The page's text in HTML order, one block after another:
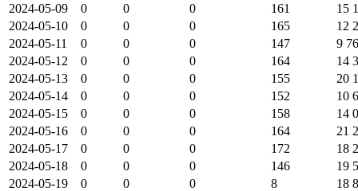
2024-05-09
0 0 0 161
15
2024-05-10
0 0 0 165
12
2024-05-11
0 0 0 147
9
2024-05-12
0 0 0 164
14
2024-05-13
0 0 0 155
20
2024-05-14
0 0 0 152
10
2024-05-15
0 0 0 158
14
2024-05-16
0 0 0 164
21
2024-05-17
0 0 0 172
18
2024-05-18
0 0 0 146
19
2024-05-19
0 0 0 8
18